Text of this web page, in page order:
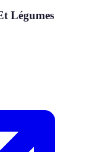
Légumes